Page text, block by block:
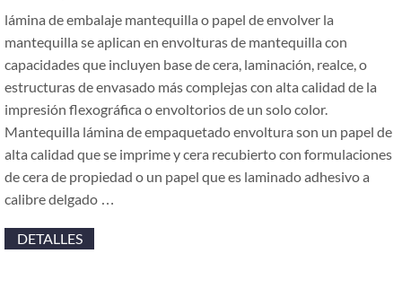
lámina de embalaje mantequilla o papel de envolver la
mantequilla se aplican en envolturas de mantequilla con
capacidades que incluyen base de cera, laminación, realce, o
estructuras de envasado más complejas con alta calidad de la
impresión flexográfica o envoltorios de un solo color.
Mantequilla lámina de empaquetado envoltura son un papel de
alta calidad que se imprime y cera recubierto con formulaciones
de cera de propiedad o un papel que es laminado adhesivo a
calibre delgado …
DETALLES